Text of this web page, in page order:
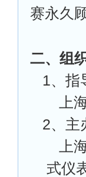
赛永久
二、组
1、指
上
2、主
上
式仪